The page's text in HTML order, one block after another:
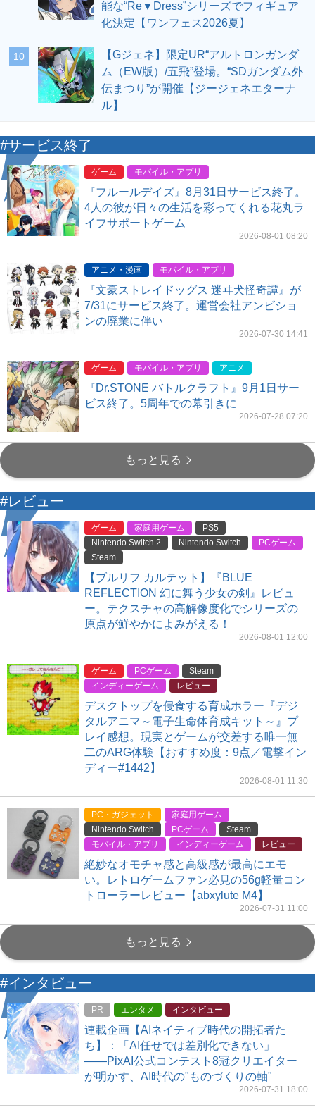
能な“Re▼Dress”シリーズでフィギュア
化決定【ワンフェス2026夏】
10
【Gジェネ】限定UR“アルトロンガンダ
ム（EW版）/五飛”登場。“SDガンダム外
伝まつり”が開催【ジージェネエターナ
ル】
#サービス終了
ゲーム モバイル・アプリ
『フルールデイズ』8月31日サービス終了。
4人の彼が日々の生活を彩ってくれる花丸ラ
イフサポートゲーム
2026-08-01 08:20
アニメ・漫画 モバイル・アプリ
『文豪ストレイドッグス 迷ヰ犬怪奇譚』が
7/31にサービス終了。運営会社アンビショ
ンの廃業に伴い
2026-07-30 14:41
ゲーム モバイル・アプリ アニメ
『Dr.STONE バトルクラフト』9月1日サー
ビス終了。5周年での幕引きに
2026-07-28 07:20
もっと見る
#レビュー
ゲーム 家庭用ゲーム
PS5
Nintendo Switch 2
Nintendo Switch
PCゲーム
Steam
【ブルリフ カルテット】『BLUE
REFLECTION 幻に舞う少女の剣』レビュ
ー。テクスチャの高解像度化でシリーズの
原点が鮮やかによみがえる！
2026-08-01 12:00
ゲーム PCゲーム
Steam
インディーゲーム
レビュー
デスクトップを侵食する育成ホラー『デジ
タルアニマ～電子生命体育成キット～』プ
レイ感想。現実とゲームが交差する唯一無
二のARG体験【おすすめ度：9点／電撃イン
ディー#1442】
2026-08-01 11:30
PC・ガジェット
家庭用ゲーム
Nintendo Switch
PCゲーム
Steam
モバイル・アプリ
インディーゲーム レビュー
絶妙なオモチャ感と高級感が最高にエモ
い。レトロゲームファン必見の56g軽量コン
トローラーレビュー【abxylute M4】
2026-07-31 11:00
もっと見る
#インタビュー
PR エンタメ インタビュー
連載企画【AIネイティブ時代の開拓者た
ち】：「AI任せでは差別化できない」
――PixAI公式コンテスト8冠クリエイター
が明かす、AI時代の"ものづくりの軸"
2026-07-31 18:00